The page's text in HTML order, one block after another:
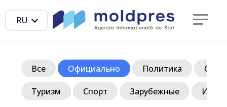
RU
Все Официально Политика
Туризм Спорт Зарубежные